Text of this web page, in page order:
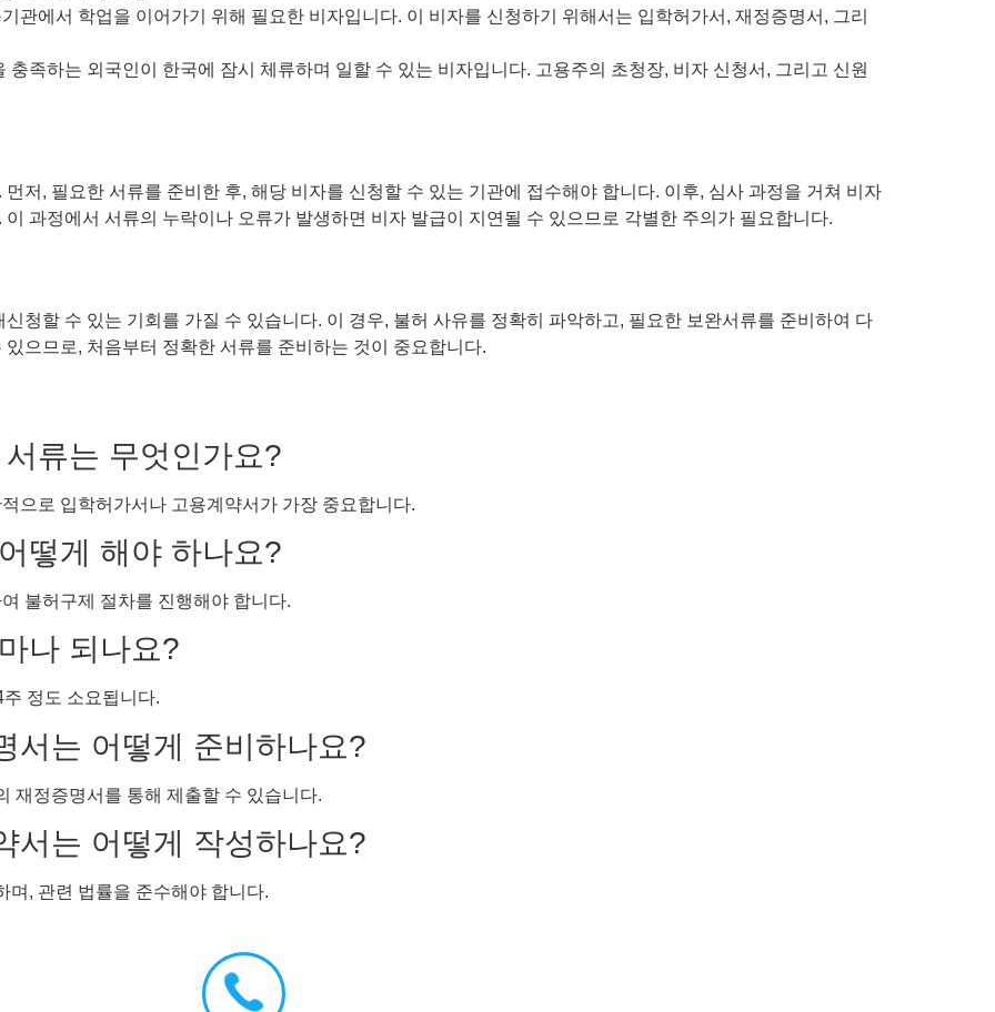
관에서 학업을 이어가기 위해 필요한 비자입니다. 이 비자를 신청하기 위해서는 입학허가서, 재정증명서, 그리
충족하는 외국인이 한국에 잠시 체류하며 일할 수 있는 비자입니다. 고용주의 초청장, 비자 신청서, 그리고 신원
저, 필요한 서류를 준비한 후, 해당 비자를 신청할 수 있는 기관에 접수해야 합니다. 이후, 심사 과정을 거쳐 비자
과정에서 서류의 누락이나 오류가 발생하면 비자 발급이 지연될 수 있으므로 각별한 주의가 필요합니다.
청할 수 있는 기회를 가질 수 있습니다. 이 경우, 불허 사유를 정확히 파악하고, 필요한 보완서류를 준비하여 다
으므로, 처음부터 정확한 서류를 준비하는 것이 중요합니다.
류는 무엇인가요?
으로 입학허가서나 고용계약서가 가장 중요합니다.
떻게 해야 하나요?
불허구제 절차를 진행해야 합니다.
나 되나요?
정도 소요됩니다.
서는 어떻게 준비하나요?
재정증명서를 통해 제출할 수 있습니다.
서는 어떻게 작성하나요?
며, 관련 법률을 준수해야 합니다.